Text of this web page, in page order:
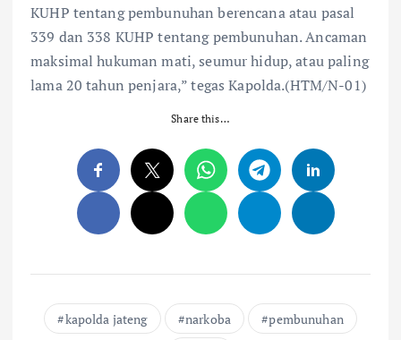
KUHP tentang pembunuhan berencana atau pasal
339 dan 338 KUHP tentang pembunuhan. Ancaman
maksimal hukuman mati, seumur hidup, atau paling
lama 20 tahun penjara,” tegas Kapolda.(HTM/N-01)
Share this…
kapolda jateng narkoba
pembunuhan